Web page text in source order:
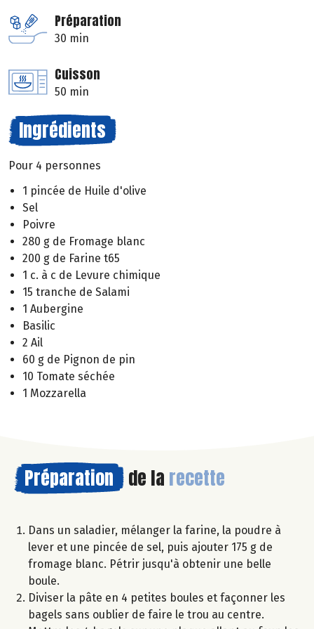
Préparation
30 min
Cuisson
50 min
Ingrédients
Pour 4 personnes
1 pincée de Huile d'olive
Sel
Poivre
280 g de Fromage blanc
200 g de Farine t65
1 c. à c de Levure chimique
15 tranche de Salami
1 Aubergine
Basilic
2 Ail
60 g de Pignon de pin
10 Tomate séchée
1 Mozzarella
Préparation de la recette
Dans un saladier, mélanger la farine, la poudre à
lever et une pincée de sel, puis ajouter 175 g de
fromage blanc. Pétrir jusqu'à obtenir une belle
boule.
Diviser la pâte en 4 petites boules et façonner les
bagels sans oublier de faire le trou au centre.